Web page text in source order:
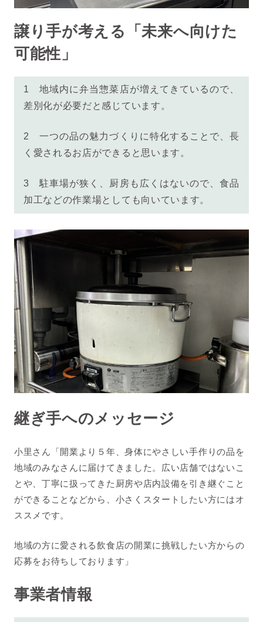
譲り手が考える「未来へ向けた
可能性」
1地域内に弁当惣菜店が増えてきているので、
差別化が必要だと感じています。
2一つの品の魅力づくりに特化することで、長
く愛されるお店ができると思います。
3駐車場が狭く、厨房も広くはないので、食品
加工などの作業場として も向いています。
継ぎ手へのメッセージ
小里さん「開業より５年、身体にやさしい手作りの品を
地域のみなさんに届けてきました。広い店舗ではないこ
とや、丁寧に扱ってきた厨房や店内設備を引き継ぐこと
ができることなどから、小さくスタートしたい方にはオ
ススメです。
地域の方に愛される飲食店の開業に挑戦したい方からの
応募をお待ちしております」
事業者情報